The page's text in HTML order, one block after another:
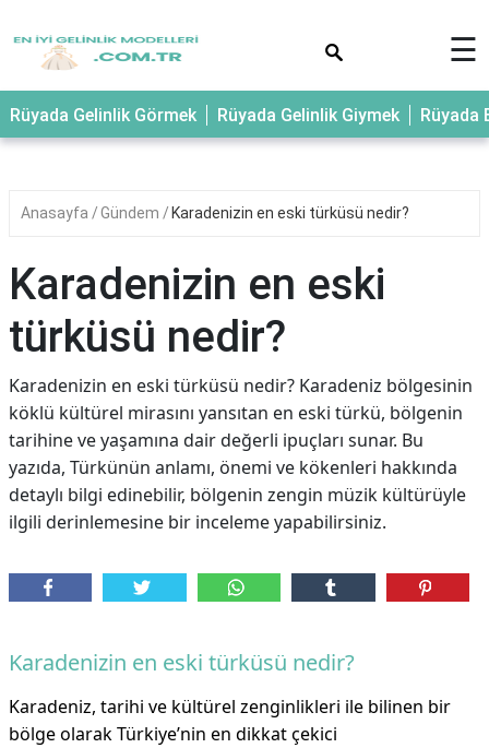
☰
Rüyada Gelinlik Görmek Rüyada Gelinlik Giymek Rüyada
Anasayfa Gündem Karadenizin en eski türküsü nedir?
Karadenizin en eski
türküsü nedir?
Karadenizin en eski türküsü nedir? Karadeniz bölgesinin
köklü kültürel mirasını yansıtan en eski türkü, bölgenin
tarihine ve yaşamına dair değerli ipuçları sunar. Bu
yazıda, Türkünün anlamı, önemi ve kökenleri hakkında
detaylı bilgi edinebilir, bölgenin zengin müzik kültürüyle
ilgili derinlemesine bir inceleme yapabilirsiniz.
Karadenizin en eski türküsü nedir?
Karadeniz, tarihi ve kültürel zenginlikleri ile bilinen bir
bölge olarak Türkiye’nin en dikkat çekici